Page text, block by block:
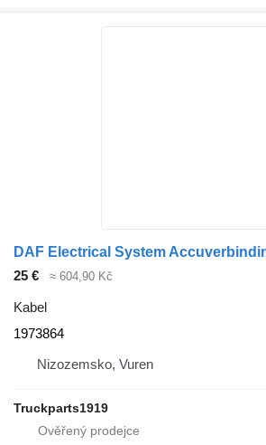
25 € ≈ 604,90 Kč
Kabel
1973864
Nizozemsko, Vuren
Truckparts1919